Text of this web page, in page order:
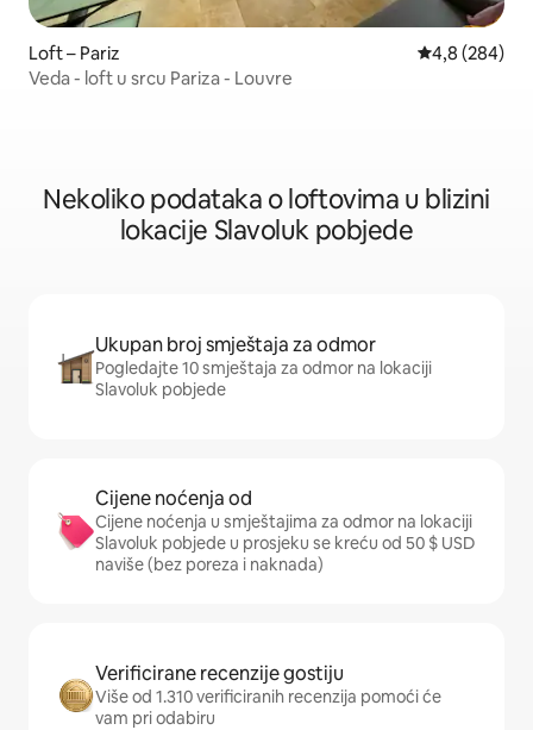
Loft – Pariz Prosječna
4,8 (284)
Veda - loft u srcu Pariza - Louvre
Nekoliko podataka o loftovima u blizini
lokacije Slavoluk pobjede
Ukupan broj smještaja za odmor
Pogledajte 10 smještaja za odmor na lokaciji
Slavoluk pobjede
Cijene noćenja od
Cijene noćenja u smještajima za odmor na lokaciji
Slavoluk pobjede u prosjeku se kreću od 50 $ USD
naviše (bez poreza i naknada)
Verificirane recenzije gostiju
Više od 1.310 verificiranih recenzija pomoći će
vam pri odabiru